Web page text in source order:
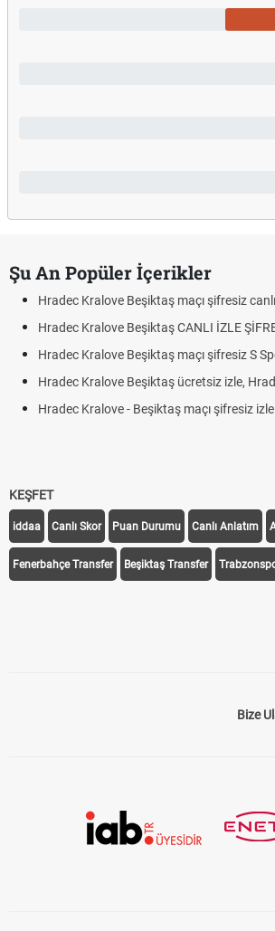
Şu An Popüler İçerikler
Hradec Kralove Beşiktaş maçı şifresiz
Hradec Kralove Beşiktaş CANLI İZLE
Hradec Kralove Beşiktaş maçı şifresiz S
Hradec Kralove Beşiktaş ücretsiz izle,
Hradec Kralove - Beşiktaş maçı şifresiz
KEŞFET
iddaa Canlı Skor Puan Durumu Canlı Anlatım
Fenerbahçe Transfer Beşiktaş Transfer
Bize